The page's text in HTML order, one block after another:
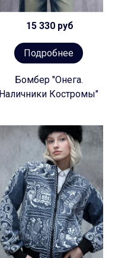
15 330 руб
Подробнее
Бомбер "Онега.
Наличники Костромы"